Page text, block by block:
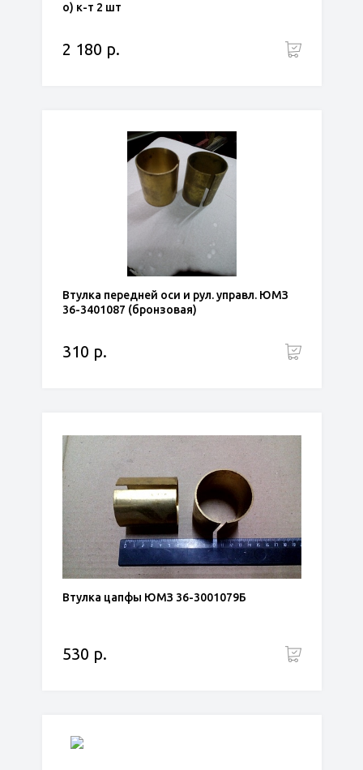
о) к-т 2 шт
2 180 р.
Втулка передней оси и рул. управл. ЮМЗ
36-3401087 (бронзовая)
310 р.
Втулка цапфы ЮМЗ 36-3001079Б
530 р.